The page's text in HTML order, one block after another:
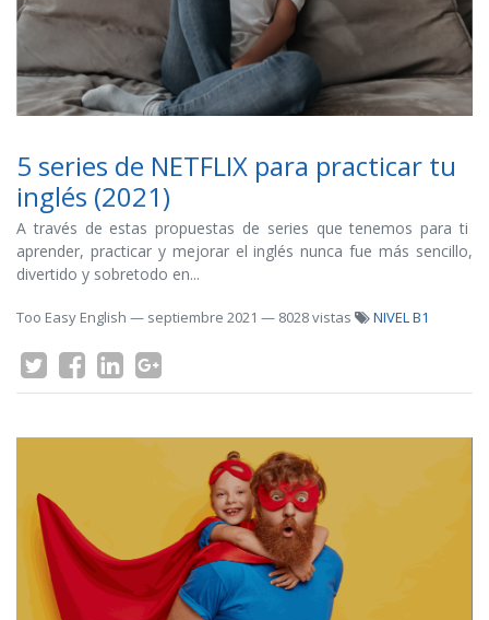
5 series de NETFLIX para practicar tu
inglés (2021)
A través de estas propuestas de series que tenemos para ti
aprender, practicar y mejorar el inglés nunca fue más sencillo,
divertido y sobretodo en...
Too Easy English — septiembre 2021 — 8028 vistas NIVEL B1